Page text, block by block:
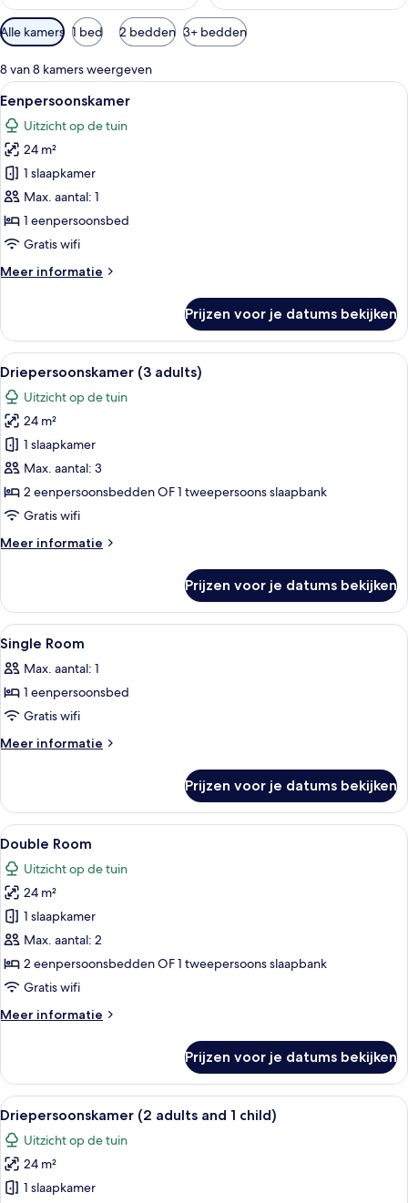
Beschikbare
filters
voor
kamers
Alle kamers 1 bed 2 bedden 3+ bedden
8 van 8 kamers weergeven
Alle
foto's
voor
Eenpersoonskamer
laden
Hotelkamer met een bed, een
6
Eenpersoonskamer
Uitzicht op de tuin
24 m²
1 slaapkamer
Max. aantal: 1
1 eenpersoonsbed
Gratis wifi
Meer informatie
Meer
Prijzen voor je datums bekijken
Alle
foto's
voor
Driepersoonskamer
(3
adults)
laden
Een hotelkamer met twee bedden,
7
Driepersoonskamer (3 adults)
Uitzicht op de tuin
24 m²
1 slaapkamer
Max. aantal: 3
2 eenpersoonsbedden OF 1 tweepersoons slaapbank
Gratis wifi
Meer informatie
Meer
(3
adults)
Prijzen voor je datums bekijken
Alle
foto's
voor
Single
Room
laden
Hotelkamer met een bed, bureau,
6
Single Room
Max. aantal: 1
1 eenpersoonsbed
Gratis wifi
Meer informatie
Meer
Room
Prijzen voor je datums bekijken
Alle
foto's
voor
Double
Room
laden
Hotelkamer met een bed, een
6
Double Room
Uitzicht op de tuin
24 m²
1 slaapkamer
Max. aantal: 2
2 eenpersoonsbedden OF 1 tweepersoons slaapbank
Gratis wifi
Meer informatie
Meer
Room
Prijzen voor je datums bekijken
Alle
foto's
voor
Driepersoonskamer
(2
Een hotelkamer met twee bedden,
6
Driepersoonskamer (2 adults and 1 child)
Uitzicht op de tuin
24 m²
1 slaapkamer